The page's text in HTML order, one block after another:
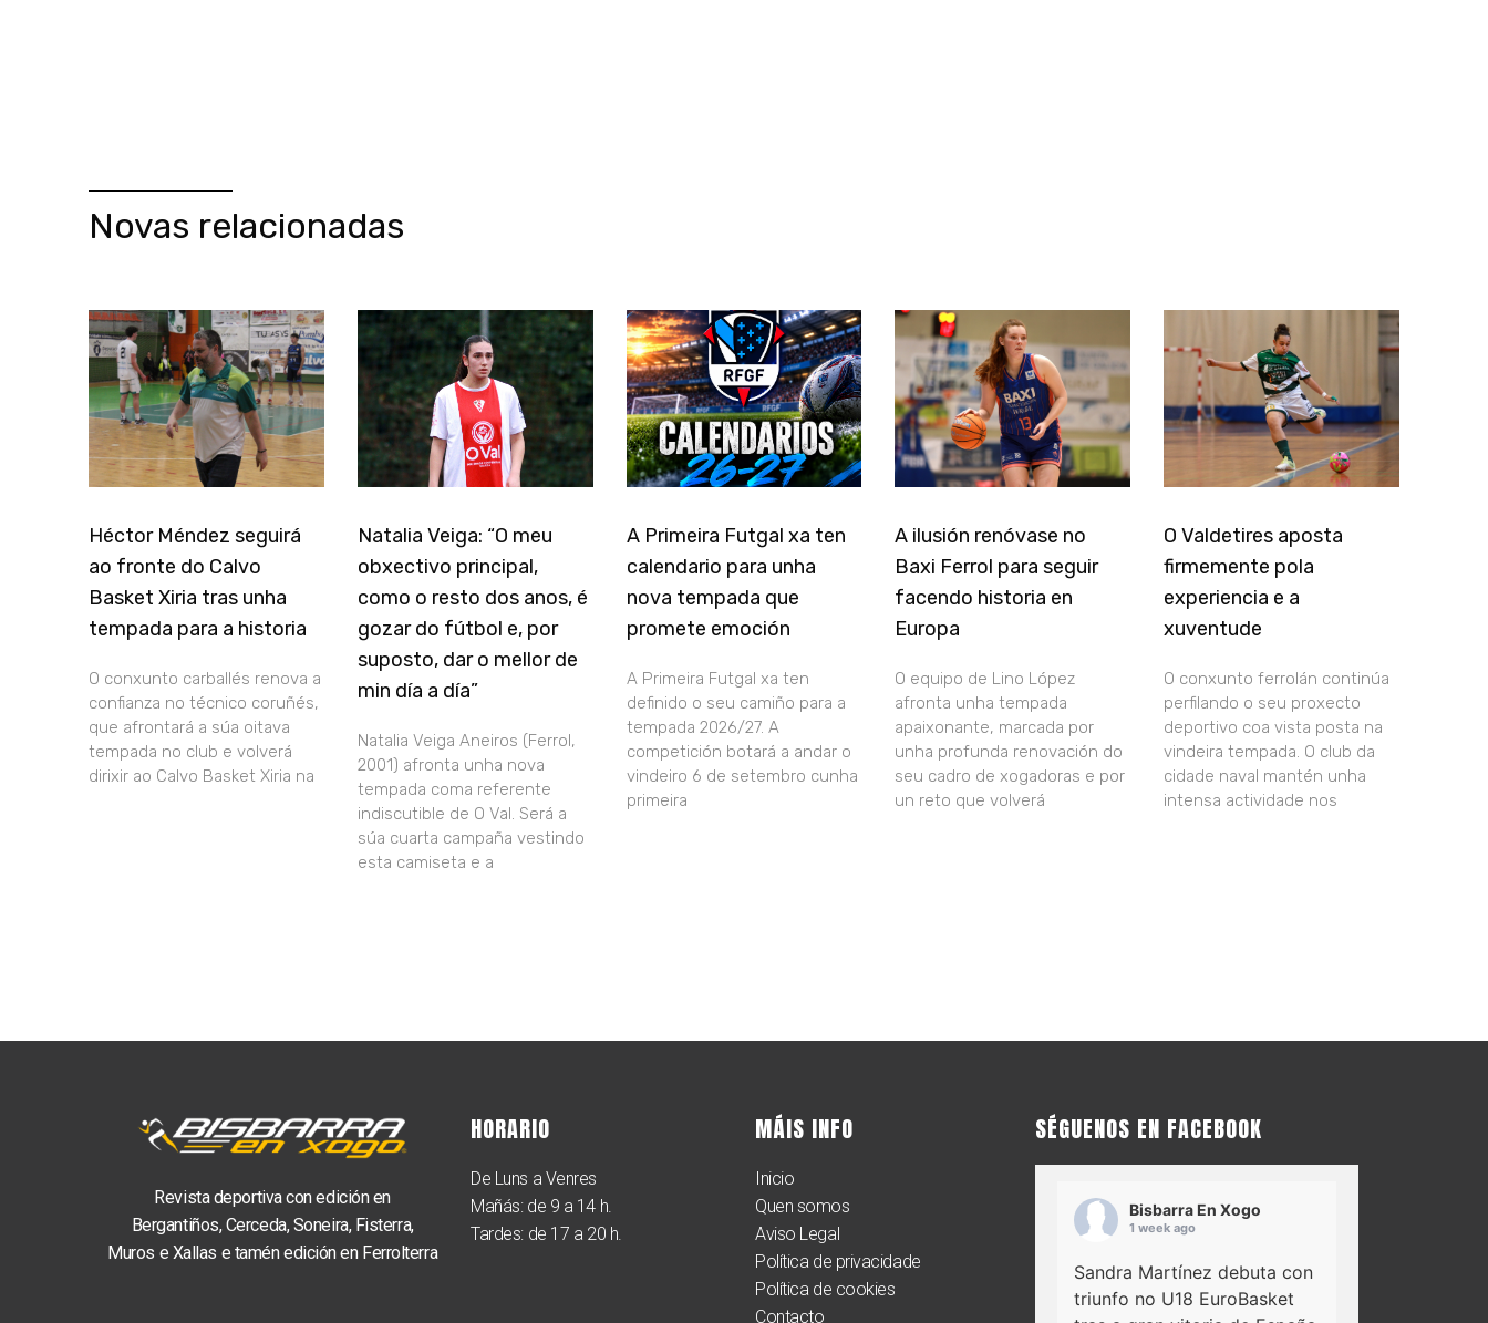
Novas relacionadas
Héctor Méndez seguirá
ao fronte do Calvo
Basket Xiria tras unha
tempada para a historia
O conxunto carballés renova a
confianza no técnico coruñés,
que afrontará a súa oitava
tempada no club e volverá
dirixir ao Calvo Basket Xiria na
Natalia Veiga: “O meu
obxectivo principal,
como o resto dos anos, é
gozar do fútbol e, por
suposto, dar o mellor de
min día a día”
Natalia Veiga Aneiros (Ferrol,
2001) afronta unha nova
tempada coma referente
indiscutible de O Val. Será a
súa cuarta campaña vestindo
esta camiseta e a
A Primeira Futgal xa ten
calendario para unha
nova tempada que
promete emoción
A Primeira Futgal xa ten
definido o seu camiño para a
tempada 2026/27. A
competición botará a andar o
vindeiro 6 de setembro cunha
primeira
A ilusión renóvase no
Baxi Ferrol para seguir
facendo historia en
Europa
O equipo de Lino López
afronta unha tempada
apaixonante, marcada por
unha profunda renovación do
seu cadro de xogadoras e por
un reto que volverá
O Valdetires aposta
firmemente pola
experiencia e a
xuventude
O conxunto ferrolán continúa
perfilando o seu proxecto
deportivo coa vista posta na
vindeira tempada. O club da
cidade naval mantén unha
intensa actividade nos
Revista deportiva con edición en
Bergantiños, Cerceda, Soneira, Fisterra,
Muros e Xallas e taménedición en Ferrolterra
HORARIO
De Luns a Venres
Mañás: de 9 a 14 h.
Tardes: de 17 a 20 h.
MÁIS INFO
Inicio
Quen somos
Aviso Legal
Política de privacidade
Política de cookies
Contacto
SÉGUENOS EN FACEBOOK
Bisbarra En Xogo
1 week ago
Sandra Martínez debuta con
triunfo no U18 EuroBasket